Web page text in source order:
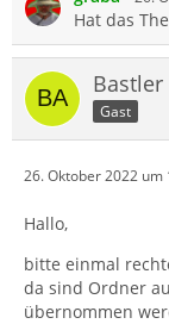
Hat das
Bastler
Gast
26. Oktober 2022 um
Hallo,
bitte einmal
da sind Ordner
übernommen